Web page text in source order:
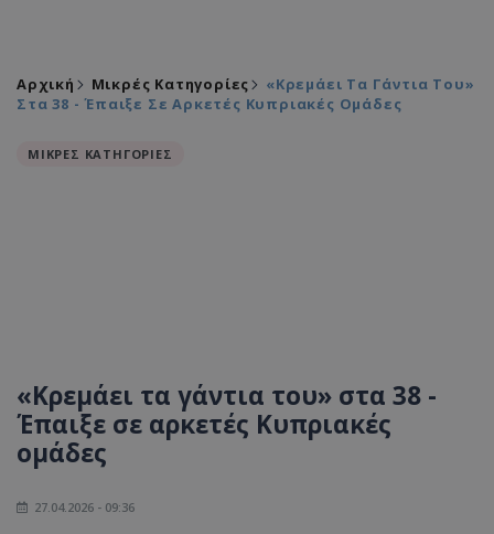
Αρχική Μικρές Κατηγορίες
«Κρεμάει Τα Γάντια Του»
Στα 38 - Έπαιξε Σε Αρκετές Κυπριακές Ομάδες
ΜΙΚΡΕΣ ΚΑΤΗΓΟΡΙΕΣ
«Κρεμάει τα γάντια του» στα 38 -
Έπαιξε σε αρκετές Κυπριακές
ομάδες
27.04.2026 - 09:36